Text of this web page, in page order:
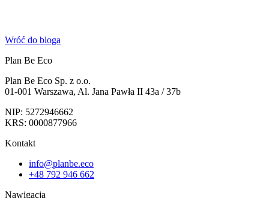
Wróć do bloga
Plan Be Eco
Plan Be Eco Sp. z o.o.
01-001 Warszawa, Al. Jana Pawła II 43a / 37b
NIP: 5272946662
KRS: 0000877966
Kontakt
info@planbe.eco
+48 792 946 662
Nawigacja